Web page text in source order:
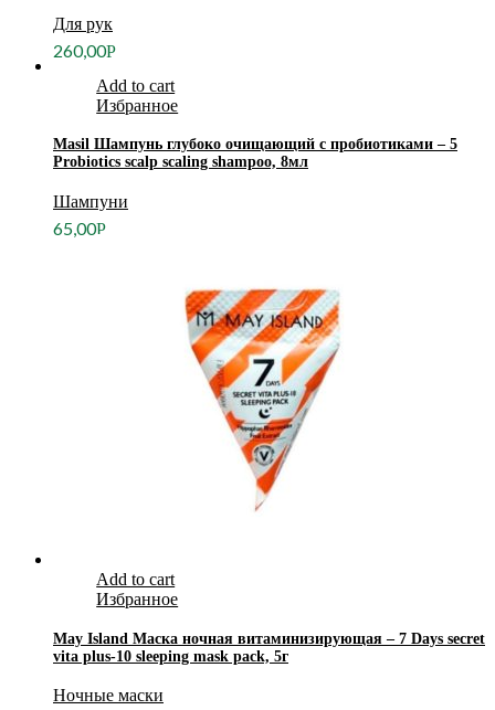
Для рук
260,00Р
Add to cart
Избранное
Masil Шампунь глубоко очищающий с пробиотиками – 5
Probiotics scalp scaling shampoo, 8мл
Шампуни
65,00Р
Add to cart
Избранное
May Island Маска ночная витаминизирующая – 7 Days secret
vita plus-10 sleeping mask pack, 5г
Ночные маски